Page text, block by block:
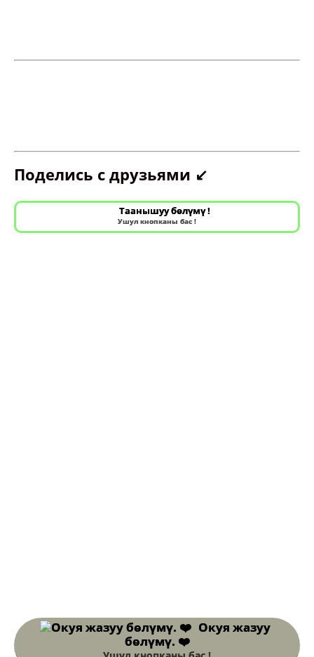
Поделись с друзьями ↙️
Таанышуу бөлүмү !
Ушул кнопканы бас !
Окуя жазуу
бөлүмү. ❤️